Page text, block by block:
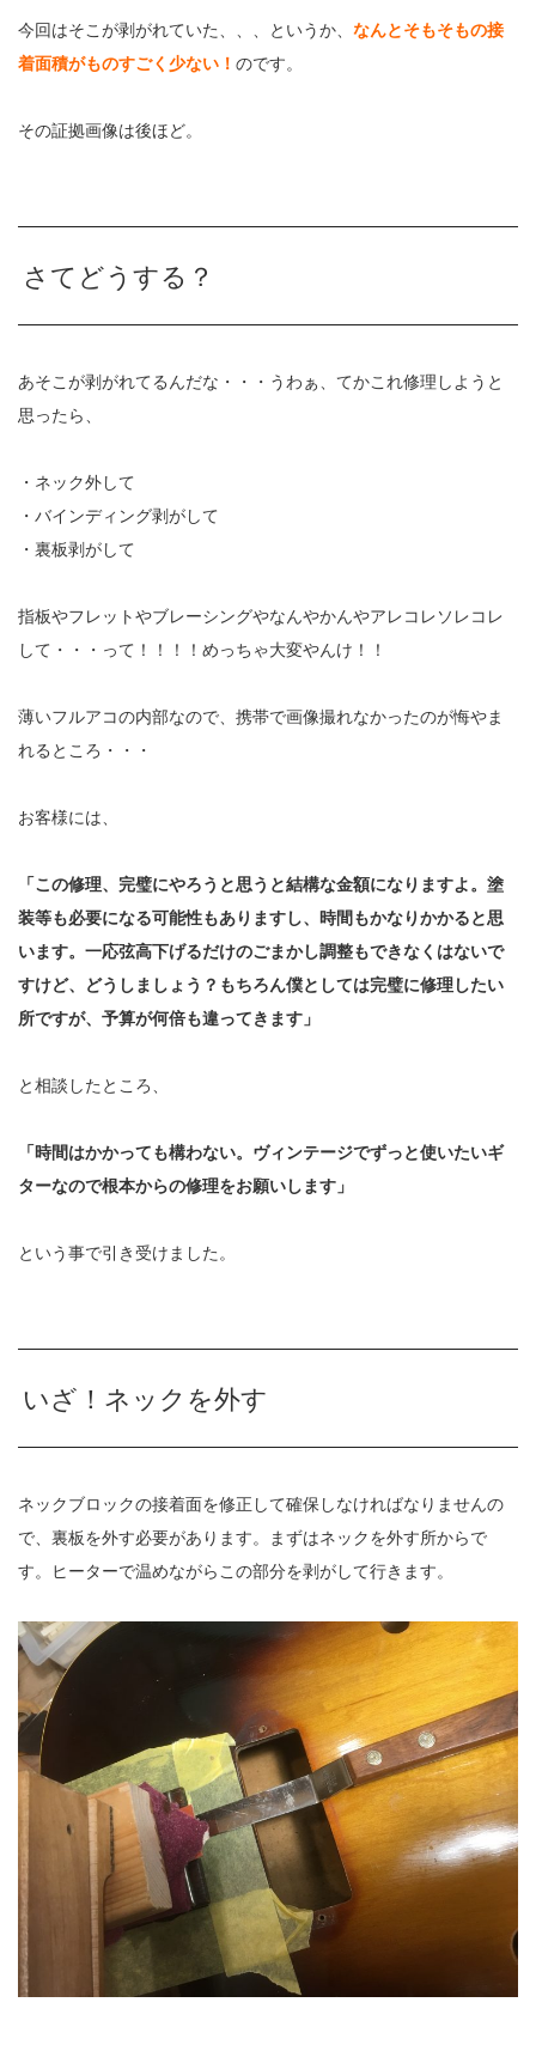
今回はそこが剥がれていた、、、というか、 なんとそもそもの接
着面積がものすごく少ない！ のです。
その証拠画像は後ほど。
さてどうする？
あそこが剥がれてるんだな・・・うわぁ、てかこれ修理しようと
思ったら、
・ネック外して
・バインディング剥がして
・裏板剥がして
指板やフレットやブレーシングやなんやかんやアレコレソレコレ
して・・・って！！！！めっちゃ大変やんけ！！
薄いフルアコの内部なので、携帯で画像撮れなかったのが悔やま
れるところ・・・
お客様には、
「この修理、完璧にやろうと思うと結構な金額になりますよ。塗
装等も必要になる可能性もありますし、時間もかなりかかると思
います。一応弦高下げるだけのごまかし調整もできなくはないで
すけど、どうしましょう？もちろん僕としては完璧に修理したい
所ですが、予算が何倍も違ってきます」
と相談したところ、
「時間はかかっても構わない。ヴィンテージでずっと使いたいギ
ターなので根本からの修理をお願いします」
という事で引き受けました。
いざ！ネックを外す
ネックブロックの接着面を修正して確保しなければなりませんの
で、裏板を外す必要があります。まずはネックを外す所からで
す。ヒーターで温めながらこの部分を剥がして行きます。